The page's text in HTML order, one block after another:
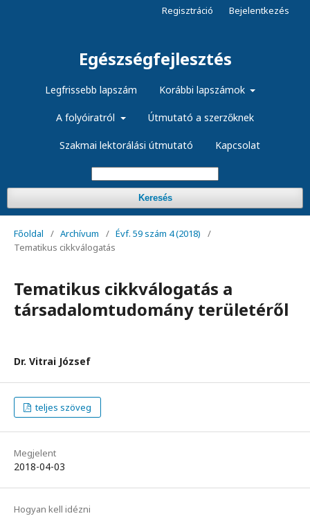
Egészségfejlesztés
Legfrissebb lapszám Korábbi lapszámok
A folyóiratról Útmutató a szerzőknek
Szakmai lektorálási útmutató Kapcsolat
Keresés
Regisztráció Bejelentkezés
Főoldal / Archívum / Évf. 59 szám 4 (2018)
/
Tematikus cikkválogatás
Tematikus cikkválogatás a
társadalomtudomány területéről
Dr. Vitrai József
teljes szöveg
Megjelent
2018-04-03
Hogyan kell idézni